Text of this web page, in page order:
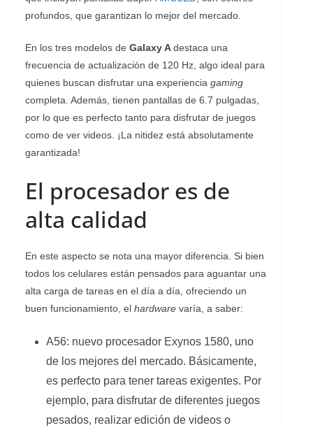
profundos, que garantizan lo mejor del mercado.
En los tres modelos de Galaxy Adestaca una
frecuencia de actualización de 120 Hz, algo ideal para
quienes buscan disfrutar una experiencia gaming
completa. Además, tienen pantallas de 6.7 pulgadas,
por lo que es perfecto tanto para disfrutar de juegos
como de ver videos. ¡La nitidez está absolutamente
garantizada!
El procesador es de
alta calidad
En este aspecto se nota una mayor diferencia. Si bien
todos los celulares están pensados para aguantar una
alta carga de tareas en el día a día, ofreciendo un
buen funcionamiento, el hardware varía, a saber:
A56: nuevo procesador Exynos 1580, uno
de los mejores del mercado. Básicamente,
es perfecto para tener tareas exigentes. Por
ejemplo, para disfrutar de diferentes juegos
pesados, realizar edición de videos o